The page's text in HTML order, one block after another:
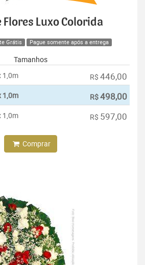
Flores Luxo Colorida
Grátis Pague somente após a entrega
Tamanhos
1,0m
R$ 446,00
1,0m R$498,00
1,0m R$ 597,00
Comprar